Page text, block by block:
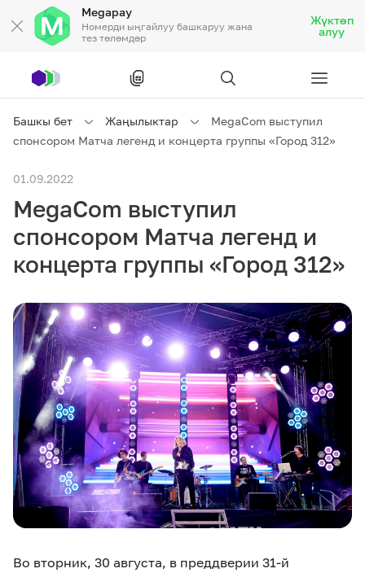
Megapay
Номерди ыңгайлуу башкаруу жана
тез төлөмдөр
Жүктөп
алуу
Жеке кардарларга
Ишкердик үчүн
Байланыш
eSIM M2M
Кызматтар
Кызматтар Көңүл ачуучу Соц. тармактар
Компания
Биз жөнүндө Жаңылыктар MEGAда иште
Кызмат көрсөтүүлөр
Башкы бет Жаңылыктар
MegaCom выступил
спонсором Матча легенд и концерта группы «Город 312»
01.09.2022
MegaCom выступил
спонсором Матча легенд и
концерта группы «Город 312»
Во вторник, 30 августа, в преддверии 31-й